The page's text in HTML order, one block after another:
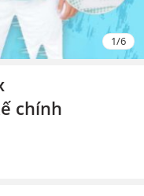
1/6
chính